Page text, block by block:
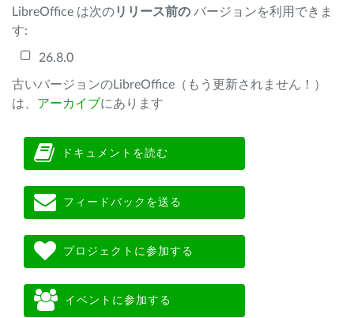
LibreOffice は次のリリース前の バージョンを利用できま
す:
26.8.0
古いバージョンのLibreOffice（もう更新されません！）
は、 アーカイブにあります
ドキュメントを読む
フィードバックを送る
プロジェクトに参加する
イベントに参加する